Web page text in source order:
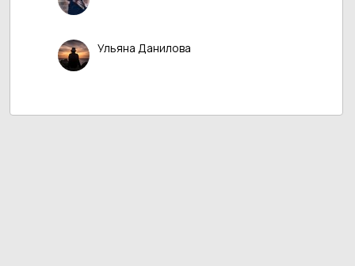
Ульяна Данилова